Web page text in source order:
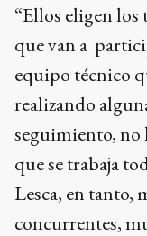
“Ellos eligen los
que van a
equipo técnico
realizando
seguimiento, no
que se trabaja
Lesca, en tanto,
concurrentes,